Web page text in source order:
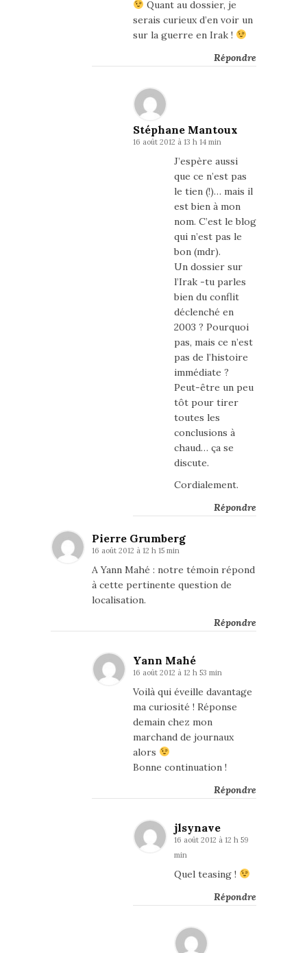
Quant au dossier, je
serais curieux d’en voir un
sur la guerre en Irak !
Répondre
Stéphane Mantoux
16 août 2012 à 13 h 14 min
J’espère aussi
que ce n’est pas
le tien (!)… mais il
est bien à mon
nom. C’est le blog
qui n’est pas le
bon (mdr).
Un dossier sur
l’Irak -tu parles
bien du conflit
déclenché en
2003 ? Pourquoi
pas, mais ce n’est
pas de l’histoire
immédiate ?
Peut-être un peu
tôt pour tirer
toutes les
conclusions à
chaud… ça se
discute.
Cordialement.
Répondre
Pierre Grumberg
16 août 2012 à 12 h 15 min
A Yann Mahé : notre témoin répond
à cette pertinente question de
localisation.
Répondre
Yann Mahé
16 août 2012 à 12 h 53 min
Voilà qui éveille davantage
ma curiosité ! Réponse
demain chez mon
marchand de journaux
alors
Bonne continuation !
Répondre
jlsynave
16 août 2012 à 12 h 59
min
Quel teasing !
Répondre